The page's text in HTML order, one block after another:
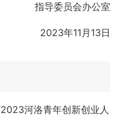
指导委员会办公室
2023年11月13日
河洛青年创新创业人